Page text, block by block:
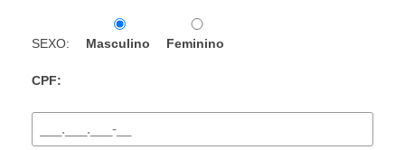
SEXO: Masculino Feminino
CPF: